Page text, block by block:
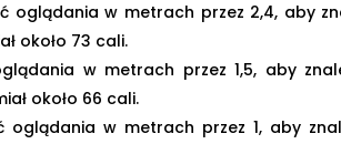
oglądania w metrach przez 2,4, aby
około 73 cali.
w metrach przez 1,5, aby
około 66 cali.
oglądania w metrach przez 1, aby